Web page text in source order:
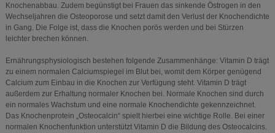
Knochenabbau. Zudem begünstigt bei Frauen das sinkende Östrogen in den
Wechseljahren die Osteoporose und setzt damit den Verlust der Knochendichte
in Gang. Die Folge ist, dass die Knochen porös werden und bei Stürzen
leichter brechen können.
Ernährungsphysiologisch bestehen folgende Zusammenhänge: Vitamin D trägt
zu einem normalen Calciumspiegel im Blut bei, womit dem Körper genügend
Calcium zum Einbau in die Knochen zur Verfügung steht. Vitamin D trägt
außerdem zur Erhaltung normaler Knochen bei. Normale Knochen sind durch
ein normales Wachstum und eine normale Knochendichte gekennzeichnet.
Das Knochenprotein „Osteocalcin“ spielt hierbei eine wichtige Rolle. Bei einer
normalen Knochenfunktion unterstützt Vitamin D die Bildung des Osteocalcins.